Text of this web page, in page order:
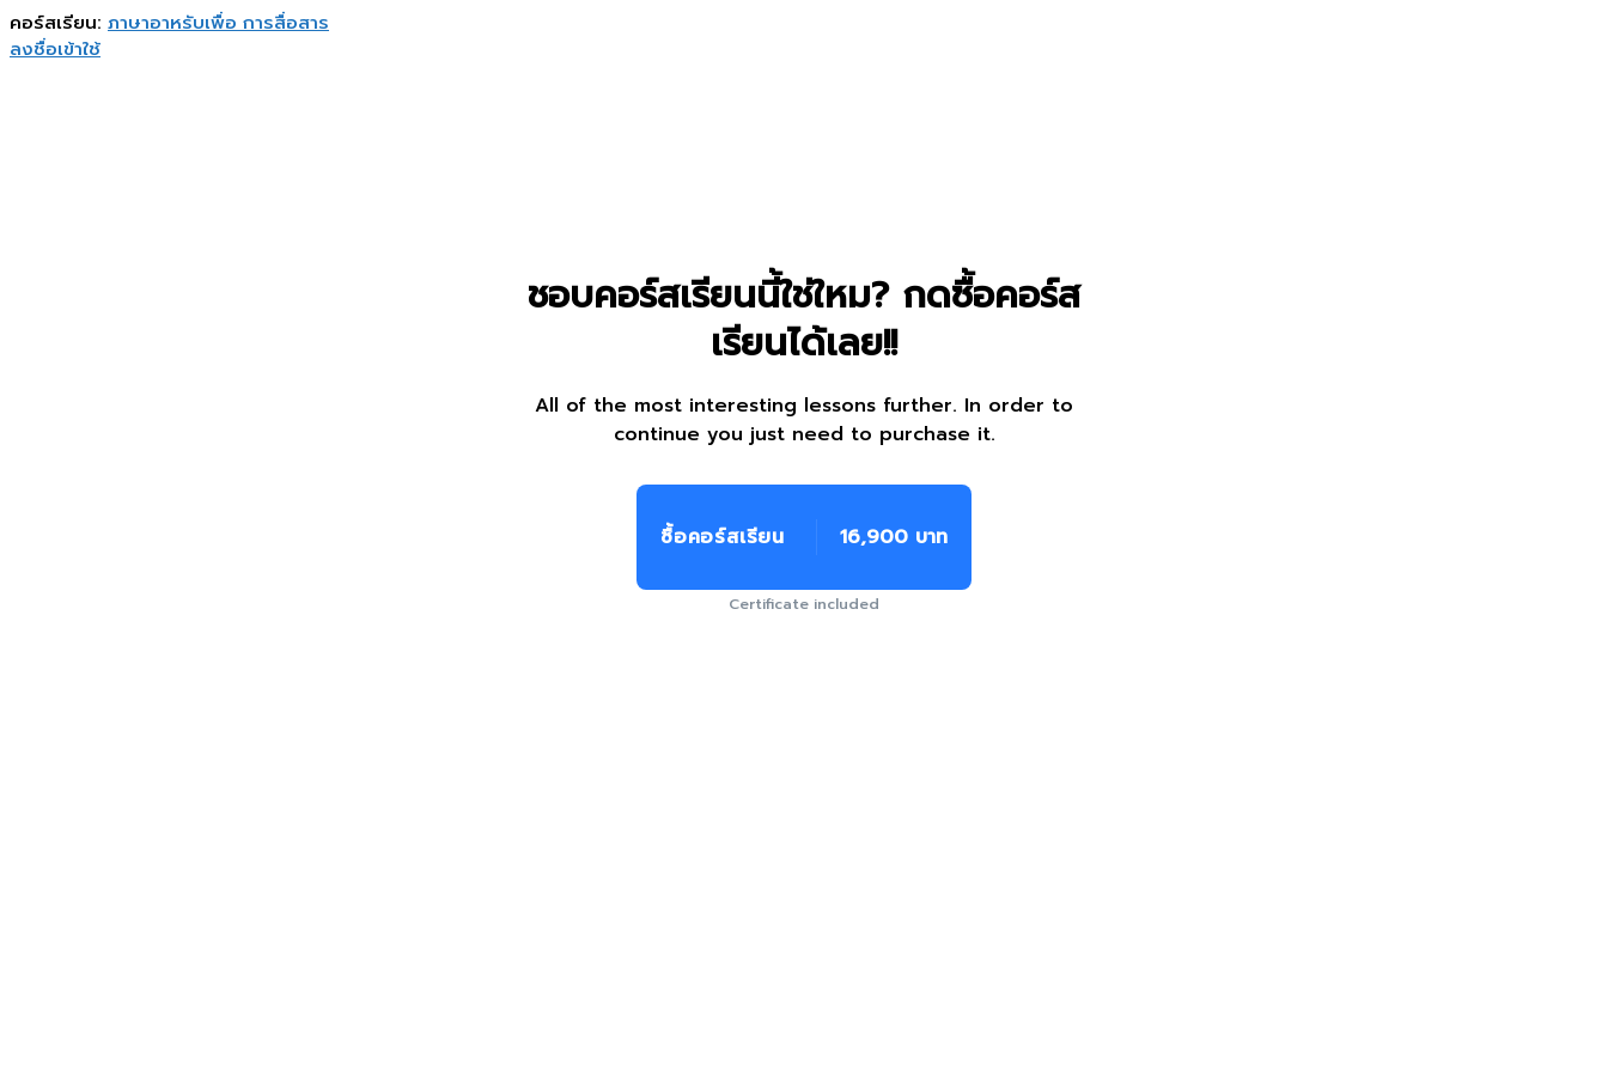
คอร์สเรียน: ภาษาอาหรับเพื่อ การสื่อสาร
ลงชื่อเข้าใช้
ชอบคอร์สเรียนนี้ใช่ใหม? กดซื้อคอร์ส
เรียนได้เลย!!
All of the most interesting lessons further. In order to
continue you just need to purchase it.
ซื้อคอร์สเรียน 16,900 บาท
Certificate included